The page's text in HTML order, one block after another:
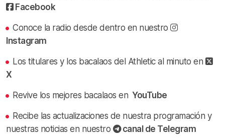
Facebook
Conoce la radio desde dentro en nuestro
Instagram
Los titulares y los bacalaos del Athletic al minuto en
X
Revive los mejores bacalaos en YouTube
Recibe las actualizaciones de nuestra programación y
nuestras noticias en nuestro
canal de Telegram